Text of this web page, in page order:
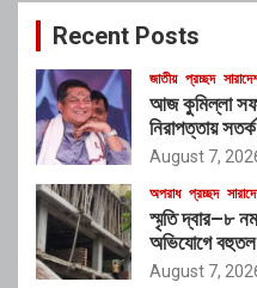
c
Recent Posts
জাতীয় প্রচ্ছদ
আজ কুমিল্লা
নিরাপত্তায়
August 7,
অপরাধ প্রচ্ছদ
স্মৃতি দ্বার–৮
অভিযোগে বহুতল
চক্রের
August 7,